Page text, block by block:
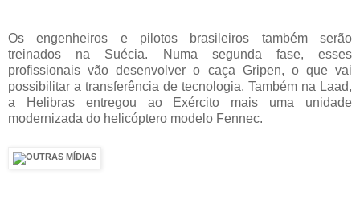
Os engenheiros e pilotos brasileiros também serão
treinados na Suécia. Numa segunda fase, esses
profissionais vão desenvolver o caça Gripen, o que vai
possibilitar a transferência de tecnologia. Também na Laad,
a Helibras entregou ao Exército mais uma unidade
modernizada do helicóptero modelo Fennec.